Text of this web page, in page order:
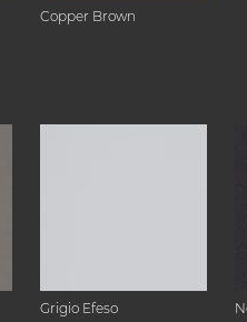
Copper Brown
Grigio Efeso